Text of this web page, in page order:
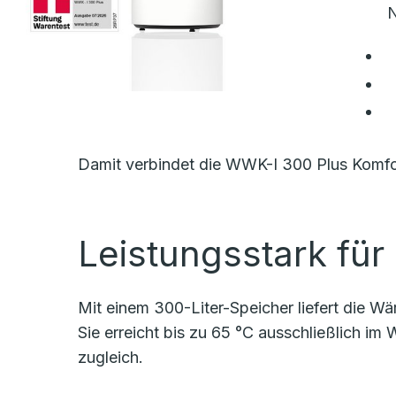
Damit verbindet die WWK-I 300 Plus
Leistungsstark
Mit einem 300-Liter-Speicher liefert die
Sie erreicht bis zu 65 °C ausschließlich im
zugleich.